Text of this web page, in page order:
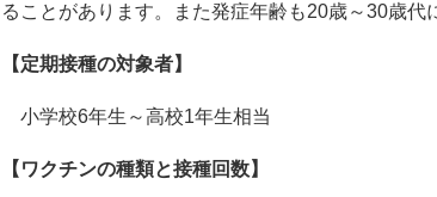
ることがあります。また発症年齢も20歳～30歳代
【定期接種の対象者】
小学校6年生～高校1年生相当
【ワクチンの種類と接種回数】